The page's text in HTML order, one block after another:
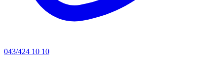
043/424 10 10